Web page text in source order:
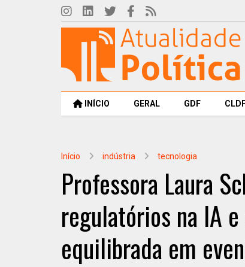
INÍCIO GERAL GDF
Início indústria tecnologia
Professora Laura
regulatórios na IA
equilibrada em